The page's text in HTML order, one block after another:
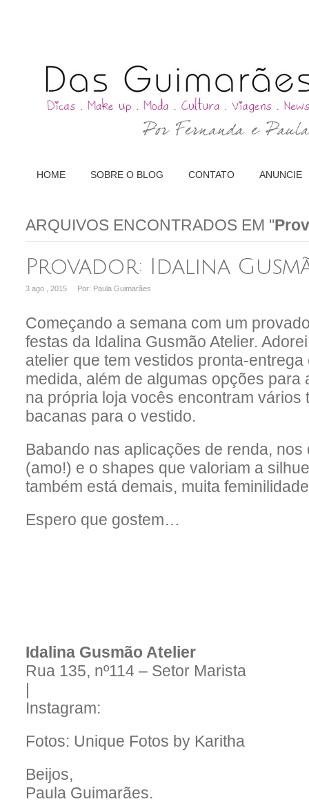
HOME SOBRE O BLOG CONTATO ANUNCIE
ARQUIVOS ENCONTRADOS EM "
Provador: Idalina
3 ago , 2015 Por: Paula Guimarães
Começando a semana com um
festas da Idalina Gusmão Atelier.
atelier que tem vestidos pronta-
medida, além de algumas opções para
na própria loja vocês encontram vários
bacanas para o vestido.
Babando nas aplicações de renda,
(amo!) e o shapes que valoriam a
também está demais, muita
Espero que gostem…
Idalina Gusmão Atelier
Rua 135, nº114 – Setor Marista
|
Instagram:
Fotos: Unique Fotos by Karitha
Beijos,
Paula Guimarães.